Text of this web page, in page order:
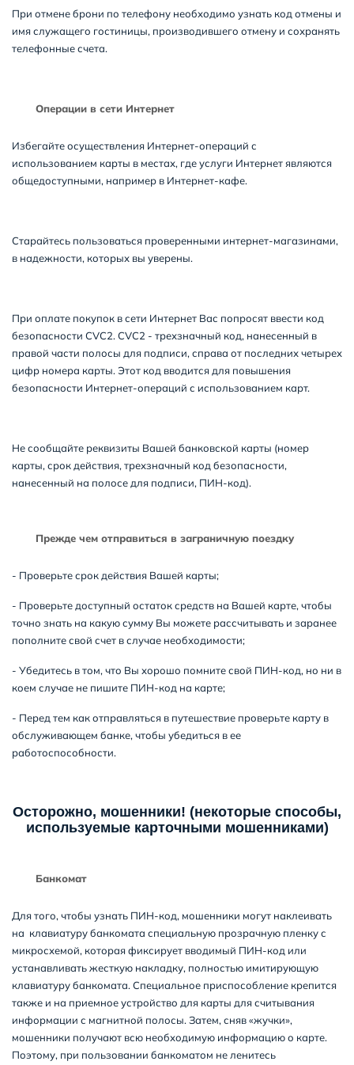
При отмене брони по телефону необходимо узнать код отмены и
имя служащего гостиницы, производившего отмену и сохранять
телефонные счета.
Операции в сети Интернет
Избегайте осуществления Интернет-операций с
использованием карты в местах, где услуги Интернет являются
общедоступными, например в Интернет-кафе.
Старайтесь пользоваться проверенными интернет-магазинами,
в надежности, которых вы уверены.
При оплате покупок в сети Интернет Вас попросят ввести код
безопасности CVC2. CVC2 - трехзначный код, нанесенный в
правой части полосы для подписи, справа от последних четырех
цифр номера карты. Этот код вводится для повышения
безопасности Интернет-операций с использованием карт.
Не сообщайте реквизиты Вашей банковской карты (номер
карты, срок действия, трехзначный код безопасности,
нанесенный на полосе для подписи, ПИН-код).
Прежде чем отправиться в заграничную поездку
- Проверьте срок действия Вашей карты;
- Проверьте доступный остаток средств на Вашей карте, чтобы
точно знать на какую сумму Вы можете рассчитывать и заранее
пополните свой счет в случае необходимости;
- Убедитесь в том, что Вы хорошо помните свой ПИН-код, но ни в
коем случае не пишите ПИН-код на карте;
- Перед тем как отправляться в путешествие проверьте карту в
обслуживающем банке, чтобы убедиться в ее
работоспособности.
Осторожно, мошенники! (некоторые способы,
используемые карточными мошенниками)
Банкомат
Для того, чтобы узнать ПИН-код, мошенники могут наклеивать
на клавиатуру банкомата специальную прозрачную пленку с
микросхемой, которая фиксирует вводимый ПИН-код или
устанавливать жесткую накладку, полностью имитирующую
клавиатуру банкомата. Специальное приспособление крепится
также и на приемное устройство для карты для считывания
информации с магнитной полосы. Затем, сняв «жучки»,
мошенники получают всю необходимую информацию о карте.
Поэтому, при пользовании банкоматом не ленитесь